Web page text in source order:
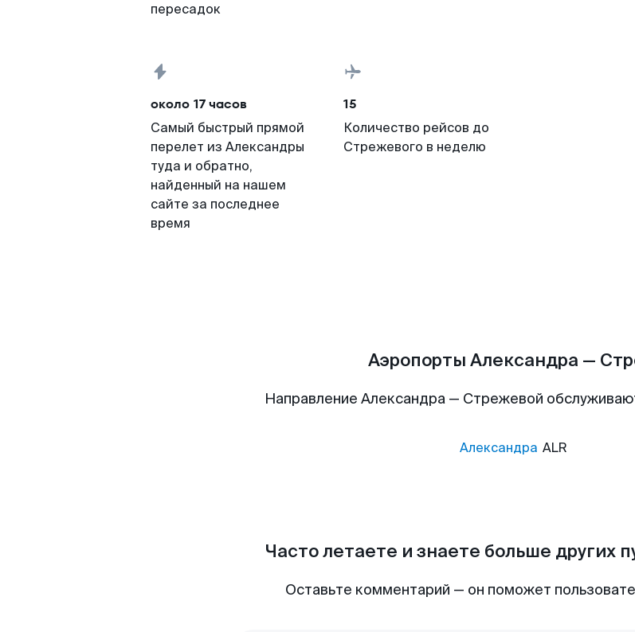
пересадок
около 17 часов
Самый быстрый прямой
перелет из Александры
туда и обратно,
найденный на нашем
сайте за последнее
время
15
Количество рейсов до
Стрежевого в неделю
Аэропорты Александра —
Направление Александра — Стрежевой
Александра ALR
Часто летаете и знаете больше других
Оставьте комментарий — он поможет